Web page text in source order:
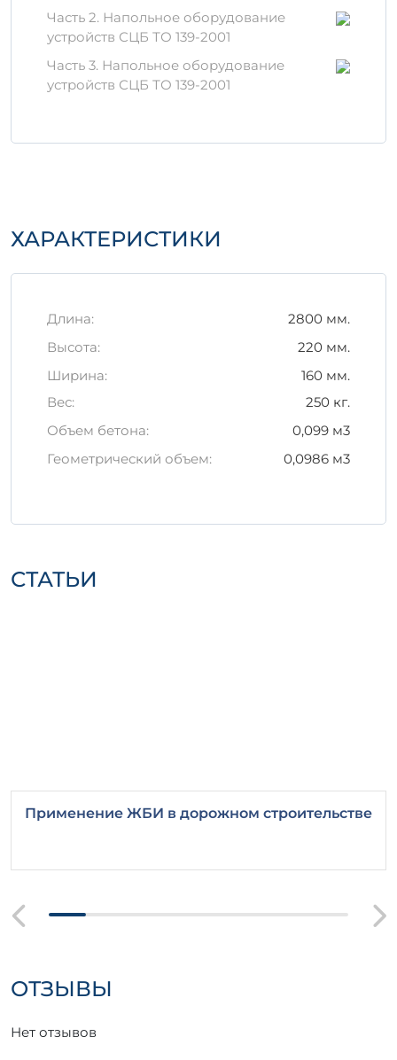
Изделие ИЖ 2-28 производится из
качественного бетона с добавлением
специальных модификаторов, что
обеспечивает его отличные
материалы проходят строгий контроль
транспортировки
Для обеспечения долговечности и
соблюдать рекомендации по хранению:
Храните изделия в сухом, защищенном
от осадков месте.
Поддерживайте изделия в стабильном
нагрева или замораживания.
обеспечения надежности и прочности
ваших строительных проектов. Благодаря
Часть 2. Напольное оборудование
устройств СЦБ ТО 139-2001
Часть 3. Напольное оборудование
устройств СЦБ ТО 139-2001
ХАРАКТЕРИСТИКИ
Длина:
2800 мм.
Высота:
220 мм.
Ширина:
160 мм.
Вес:
250 кг.
Объем бетона:
0,099 м3
Геометрический объем:
0,0986 м3
СТАТЬИ
Применение ЖБИ в дорожном строительстве
ОТЗЫВЫ
Нет отзывов